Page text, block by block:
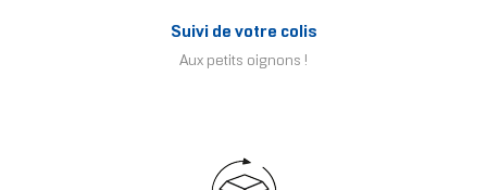
Suivi de votre colis
Aux petits oignons !